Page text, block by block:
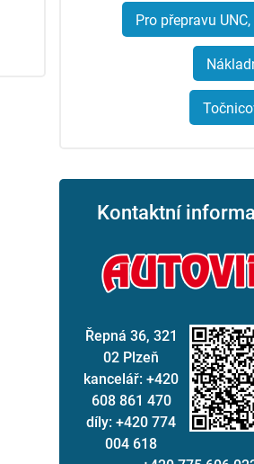
Pro přepravu
Kontaktní
Řepná 36, 321
02 Plzeň
kancelář: +420
608 861 470
díly: +420 774
004 618